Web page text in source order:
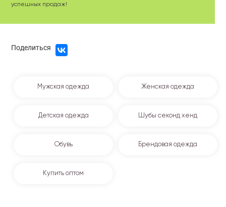
успешных продаж!
Поделиться
Мужская одежда Женская одежда
Детская одежда Шубы секонд хенд
Обувь Брендовая одежда
Купить оптом